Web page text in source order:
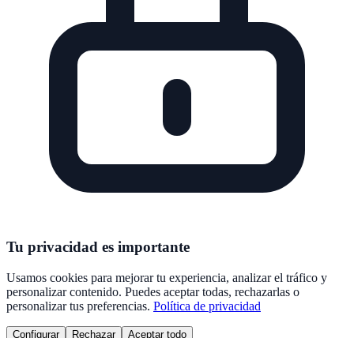
Tu privacidad es importante
Usamos cookies para mejorar tu experiencia, analizar el tráfico y
personalizar contenido. Puedes aceptar todas, rechazarlas o
personalizar tus preferencias. Política de privacidad
Configurar Rechazar Aceptar todo